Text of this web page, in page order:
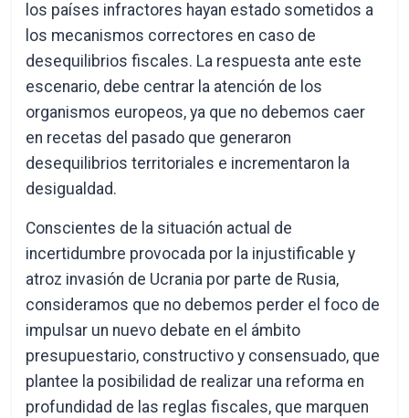
los países infractores hayan estado sometidos a
los mecanismos correctores en caso de
desequilibrios fiscales. La respuesta ante este
escenario, debe centrar la atención de los
organismos europeos, ya que no debemos caer
en recetas del pasado que generaron
desequilibrios territoriales e incrementaron la
desigualdad.
Conscientes de la situación actual de
incertidumbre provocada por la injustificable y
atroz invasión de Ucrania por parte de Rusia,
consideramos que no debemos perder el foco de
impulsar un nuevo debate en el ámbito
presupuestario, constructivo y consensuado, que
plantee la posibilidad de realizar una reforma en
profundidad de las reglas fiscales, que marquen